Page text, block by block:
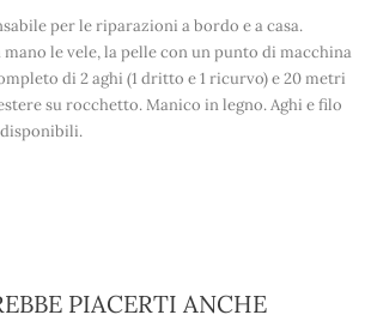
per le riparazioni a bordo e a casa.
le vele, la pelle con un punto di macchina
di 2 aghi (1 dritto e 1 ricurvo) e 20 metri
su rocchetto. Manico in legno. Aghi e filo
PIACERTI ANCHE